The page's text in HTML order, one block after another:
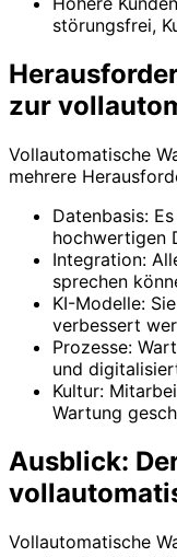
störungsfrei,
zur
Vollautomatische
mehrere
Datenbasis:
hochwertigen
Integration:
sprechen
KI-Modelle:
verbessert
Prozesse:
und
Kultur:
Wartung
Ausblick:
Vollautomatische